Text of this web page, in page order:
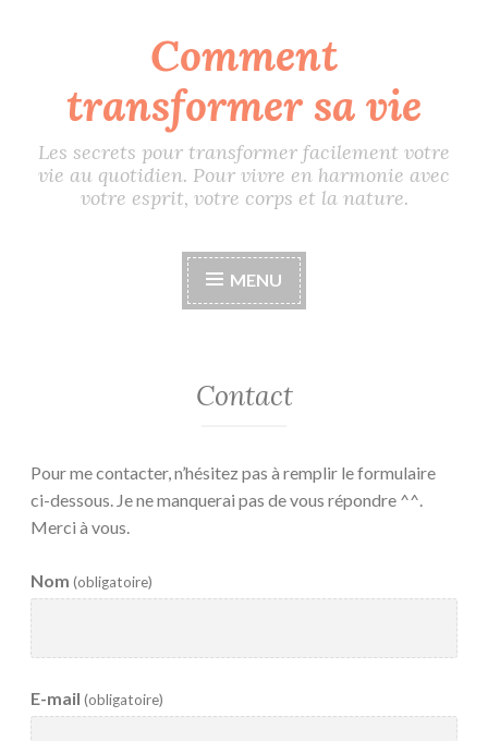
contenu
principal
Comment
transformer sa vie
Les secrets pour transformer facilement votre
vie au quotidien. Pour vivre en harmonie avec
votre esprit, votre corps et la nature.
MENU
Contact
Pour me contacter, n’hésitez pas à remplir le formulaire
ci-dessous. Je ne manquerai pas de vous répondre ^^.
Merci à vous.
Nom (obligatoire)
E-mail (obligatoire)